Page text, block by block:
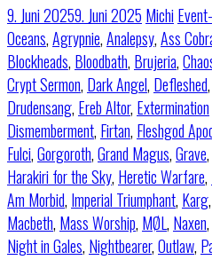
9. Juni 20259. Juni 2025 Michi
Oceans,Agrypnie,Analepsy,Ass
Blockheads, Bloodbath, Brujeria,
Crypt Sermon, Dark Angel, Defleshed,
Drudensang, Ereb Altor, Extermination
Dismemberment, Firtan, Fleshgod
Fulci,Gorgoroth,Grand Magus,Grave,
Harakiri for the Sky, Heretic Warfare,
Am Morbid, Imperial Triumphant, Karg,
Macbeth, Mass Worship, MØL, Naxen,
Night in Gales, Nightbearer,Outlaw,